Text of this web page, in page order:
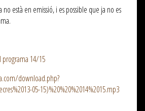
no està en emissió, i es possible que ja no es
programa 14/15
download.php?
05-15)%20%20%2014%2015.mp3